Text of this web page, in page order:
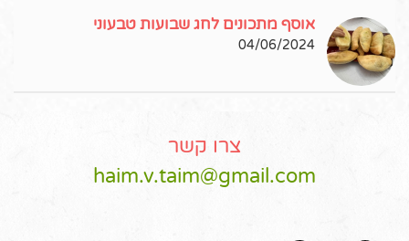
אוסף מתכונים לחג שבועות טבעוני
04/06/2024
צרו קשר
haim.v.taim@gmail.com